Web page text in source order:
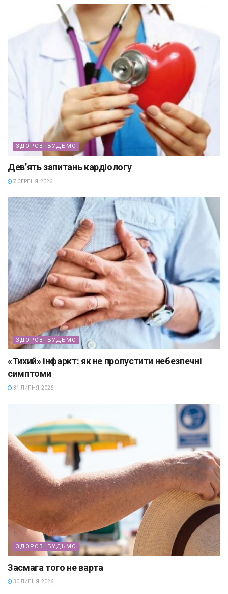
ЗДОРОВІ БУДЬМО
Дев’ять запитань кардіологу
7 СЕРПНЯ, 2026
ЗДОРОВІ БУДЬМО
«Тихий» інфаркт: як не пропустити небезпечні
симптоми
31 ЛИПНЯ, 2026
ЗДОРОВІ БУДЬМО
Засмага того не варта
30 ЛИПНЯ, 2026